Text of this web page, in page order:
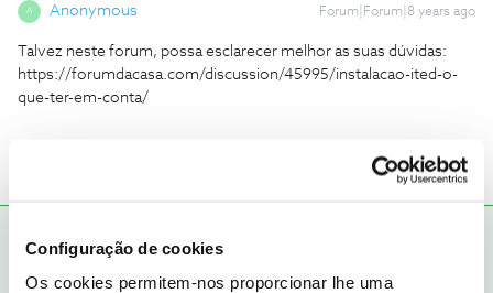
Configuração de cookies
Os cookies permitem-nos proporcionar lhe uma
A Anonymous Forum|Forum|8 years ago
Talvez neste forum, possa esclarecer melhor as suas dúvidas:
https://forumdacasa.com/discussion/45995/instalacao-ited-o-
que-ter-em-conta/
CONSTITUIÇÃO E REQUISITOS DO RC-PC (Repartidor de Cliente